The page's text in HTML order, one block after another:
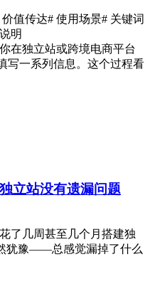
价值传达# 使用场景# 关键词
明
在独立站或跨境电商平台
写一系列信息。这个过程看
立站没有遗漏问题
了几周甚至几个月搭建独
犹豫——总感觉漏掉了什么